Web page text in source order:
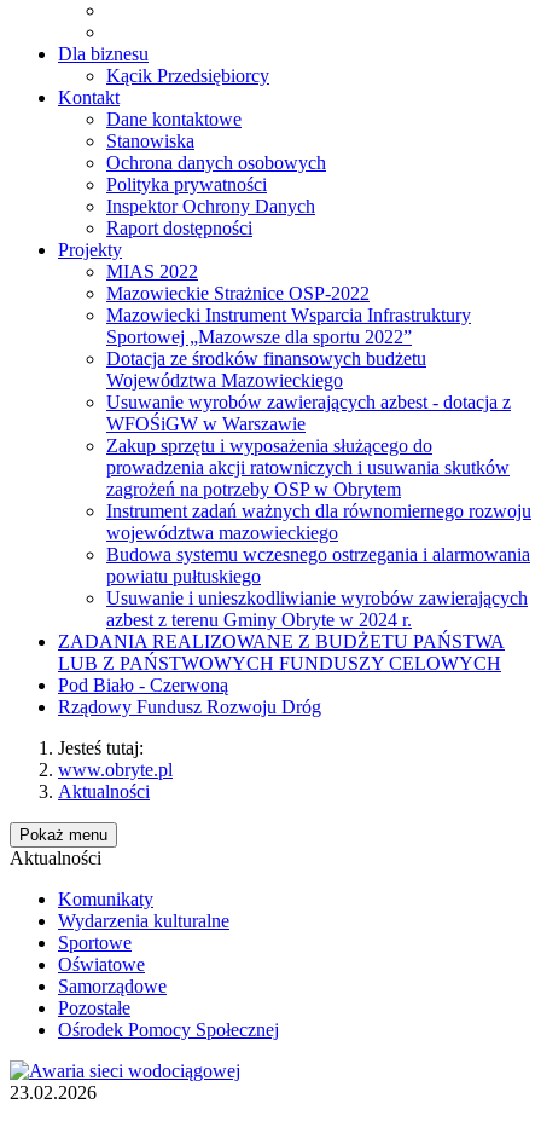
Dla biznesu
Kącik Przedsiębiorcy
Kontakt
Dane kontaktowe
Stanowiska
Ochrona danych osobowych
Polityka prywatności
Inspektor Ochrony Danych
Raport dostępności
Projekty
MIAS 2022
Mazowieckie Strażnice OSP-2022
Mazowiecki Instrument Wsparcia Infrastruktury
Sportowej „Mazowsze dla sportu 2022”
Dotacja ze środków finansowych budżetu
Województwa Mazowieckiego
Usuwanie wyrobów zawierających azbest - dotacja z
WFOŚiGW w Warszawie
Zakup sprzętu i wyposażenia służącego do
prowadzenia akcji ratowniczych i usuwania skutków
zagrożeń na potrzeby OSP w Obrytem
Instrument zadań ważnych dla równomiernego rozwoju
województwa mazowieckiego
Budowa systemu wczesnego ostrzegania i alarmowania
powiatu pułtuskiego
Usuwanie i unieszkodliwianie wyrobów zawierających
azbest z terenu Gminy Obryte w 2024 r.
ZADANIA REALIZOWANE Z BUDŻETU PAŃSTWA
LUB Z PAŃSTWOWYCH FUNDUSZY CELOWYCH
Pod Biało - Czerwoną
Rządowy Fundusz Rozwoju Dróg
Jesteś tutaj:
www.obryte.pl
Aktualności
Pokaż menu
Aktualności
Komunikaty
Wydarzenia kulturalne
Sportowe
Oświatowe
Samorządowe
Pozostałe
Ośrodek Pomocy Społecznej
23.02.2026